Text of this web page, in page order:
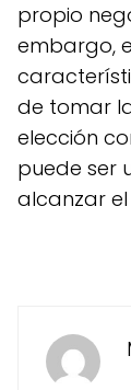
propio
embargo,
de tomar
elección
puede ser
alcanzar